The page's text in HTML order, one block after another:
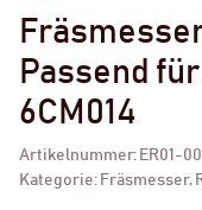
Passend
6CM014
Artikelnummer: ER01-
Kategorie: Fräsmesser,